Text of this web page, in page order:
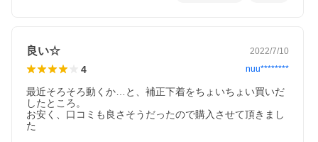
良い☆ 2022/7/10
4 nuu********
最近そろそろ動くか…と、補正下着をちょいちょい買いだ
したところ。
お安く、口コミも良さそうだったので購入させて頂きまし
た